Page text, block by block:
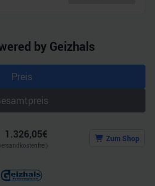
by Geizhals
Preis
1.326,05€ Zum Shop